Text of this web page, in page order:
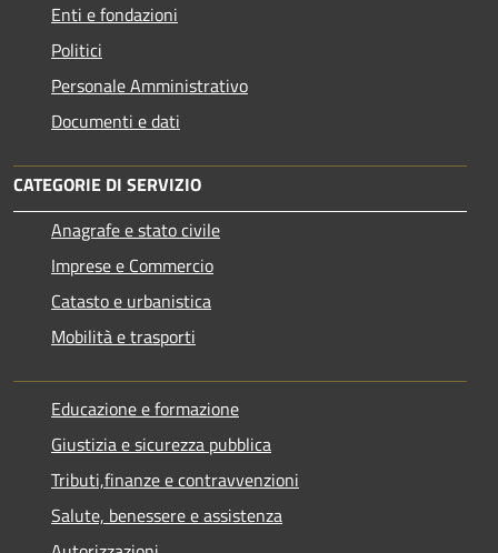
Enti e fondazioni
Politici
Personale Amministrativo
Documenti e dati
CATEGORIE DI SERVIZIO
Anagrafe e stato civile
Imprese e Commercio
Catasto e urbanistica
Mobilità e trasporti
Educazione e formazione
Giustizia e sicurezza pubblica
Tributi,finanze e contravvenzioni
Salute, benessere e assistenza